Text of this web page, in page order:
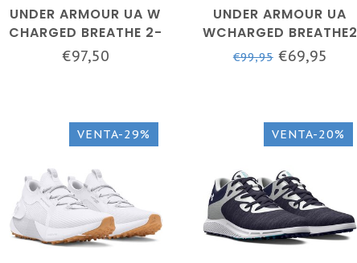
UNDER ARMOUR UA W
CHARGED BREATHE 2-
BLANCO / BLANCO /
PLATEADO METALIZADO
€97,50
UNDER ARMOUR UA
WCHARGED BREATHE2
KNIT SL-HALO GRIS /
HALO GRIS / BLANCO
€99,95€69,95
VENTA-29% VENTA-20%